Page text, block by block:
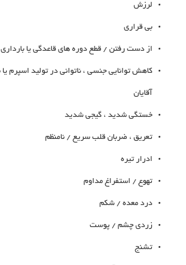
لرزش
بی قراری
از دست رفتن / قطع دوره های قاعدگی یا بارداری
کاهش توانایی جنسی ، ناتوانی در تولید اسپرم
آقایان
خستگی شدید ، گیجی شدید
تعریق ، ضربان قلب سریع / نامنظم
ادرار تیره
تهوع / استفراغ مداوم
درد معده / شکم
زردی چشم / پوست
تشنج